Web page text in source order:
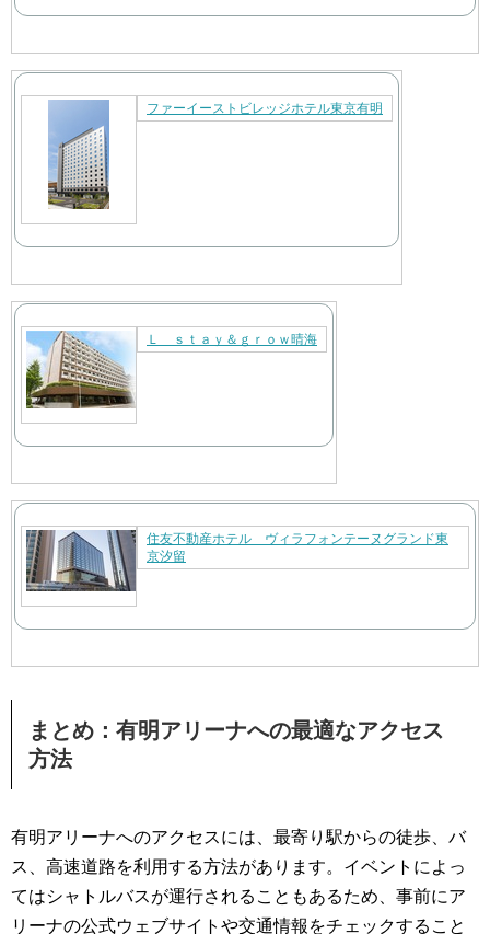
ファーイーストビレッジホテル東京有明
Ｌ ｓｔａｙ＆ｇｒｏｗ晴海
住友不動産ホテル ヴィラフォンテーヌグランド東
京汐留
まとめ：有明アリーナへの最適なアクセス
方法
有明アリーナへのアクセスには、最寄り駅からの徒歩、バ
ス、高速道路を利用する方法があります。イベントによっ
てはシャトルバスが運行されることもあるため、事前にア
リーナの公式ウェブサイトや交通情報をチェックすること